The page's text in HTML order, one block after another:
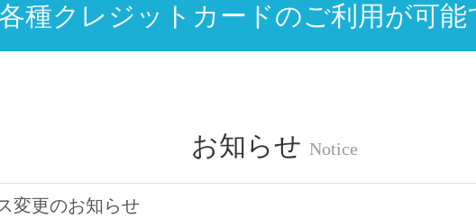
各種クレジットカードのご利用が可能
お知らせ Notice
変更のお知らせ